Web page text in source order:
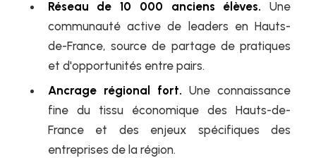
Réseau de 10 000 anciens élèves. Une
communauté active de leaders en Hauts-
de-France, source de partage de pratiques
et d'opportunités entre pairs.
Ancrage régional fort. Une connaissance
fine du tissu économique des Hauts-de-
France et des enjeux spécifiques des
entreprises de la région.